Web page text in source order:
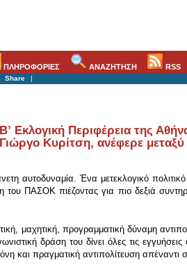
ΠΛΗΡΟΦΟΡΙΕΣ ΑΝΑΖΗΤΗΣΗ RSS
Share |
Περιφέρεια της
Κυρίτση, ανέφερε
αυτοδυναμία. Ένα μετεκλογικό
του ΠΑΣΟΚ πιέζοντας για πιο δεξιά
μαχητική, προγραμματική δύναμη
δράση του δίνει όλες τις
και πραγματική αντιπολίτευση απέναντι